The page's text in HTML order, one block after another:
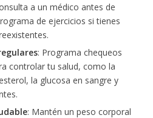
a un médico antes de
de ejercicios si tienes
: Programa chequeos
controlar tu salud, como la
la glucosa en sangre y
: Mantén un peso corporal